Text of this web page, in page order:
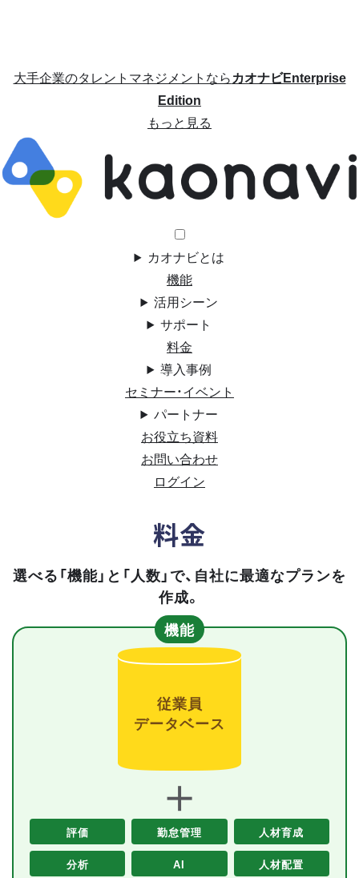
大手企業のタレントマネジメントならカオナビEnterprise
Edition
もっと見る
カオナビとは
機能
活用シーン
サポート
料金
導入事例
セミナー・イベント
パートナー
お役立ち資料
お問い合わせ
ログイン
料金
選べる「機能」と「人数」で、自社に最適なプランを
作成。
機能
従業員
データベース
＋
評価 勤怠管理 人材育成
分析 AI 人材配置